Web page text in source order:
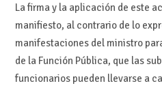
La firma y la aplicación de este
manifiesto, al contrario de lo
manifestaciones del ministro
de la Función Pública, que las
funcionarios pueden llevarse a